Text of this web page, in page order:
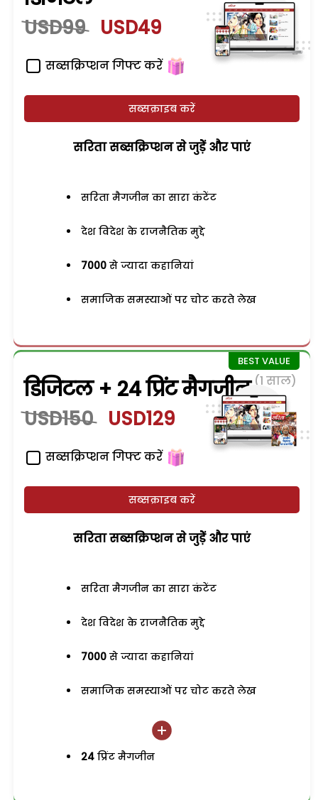
USD99 USD49
सब्सक्रिप्शन गिफ्ट करें
सब्सक्राइब करें
सरिता सब्सक्रिप्शन से जुड़ेें और पाएं
सरिता मैगजीन का सारा कंटेंट
देश विदेश के राजनैतिक मुद्दे
7000 से ज्यादा कहानियां
समाजिक समस्याओं पर चोट करते लेख
डिजिटल + 24 प्रिंट मैगजीन (1 साल)
USD150 USD129
सब्सक्रिप्शन गिफ्ट करें
सब्सक्राइब करें
सरिता सब्सक्रिप्शन से जुड़ेें और पाएं
सरिता मैगजीन का सारा कंटेंट
देश विदेश के राजनैतिक मुद्दे
7000 से ज्यादा कहानियां
समाजिक समस्याओं पर चोट करते लेख
24 प्रिंट मैगजीन